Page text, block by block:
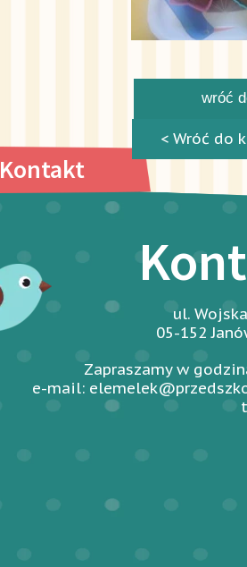
< Wróć do
Kontakt
ul.
05-152
Zapraszamy w
e-mail:
wróć